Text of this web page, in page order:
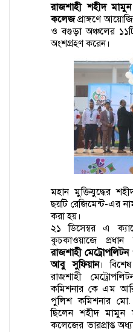
রাজশাহী শহীদ
কলেজপ্রাঙ্গণে
ও বগুড়া অঞ্চলের
অংশগ্রহণ করেন।
মহান মুক্তিযুদ্ধের
ছয়টি রেজিমেন্ট-এর
করা হয়।
২১ ডিসেম্বর এ
কুচকাওয়াজে প্রধান
রাজশাহী
আবু সুফিয়ান।
রাজশাহী
কমিশনার কে এম
পুলিশ কমিশনার
ছিলেন শহীদ মামুন
কলেজের ভারপ্রাপ্ত